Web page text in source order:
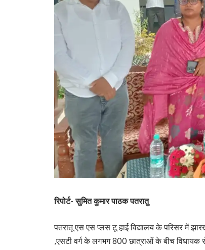
रिपोर्ट- सुमित कुमार पाठक पतरातु
पतरातू एस एस प्लस टू हाई विद्यालय के परिसर में
,एसटी वर्ग के लगभग 800 छात्राओं के बीच विधायक